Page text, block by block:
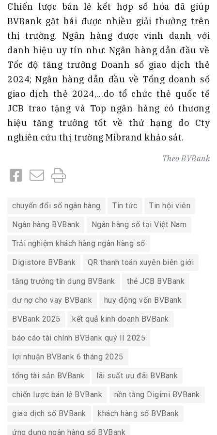
Chiến lược bán lẻ kết hợp số hóa đã giúp
BVBank gặt hái được nhiều giải thưởng trên
thị trường. Ngân hàng được vinh danh với
danh hiệu uy tín như: Ngân hàng dẫn đầu về
Tốc độ tăng trưởng Doanh số giao dịch thẻ
2024; Ngân hàng dẫn đầu về Tổng doanh số
giao dịch thẻ 2024,…do tổ chức thẻ quốc tế
JCB trao tặng và Top ngân hàng có thương
hiệu tăng trưởng tốt về thứ hạng do Cty
nghiên cứu thị trường Mibrand khảo sát.
Theo BVBank
chuyển đổi số ngân hàng Tin tức Tin hội viên
Ngân hàng BVBank Ngân hàng số tại Việt Nam
Trải nghiệm khách hàng ngân hàng số
Digistore BVBank QR thanh toán xuyên biên giới
tăng trưởng tín dụng BVBank thẻ JCB BVBank
dư nợ cho vay BVBank huy động vốn BVBank
BVBank 2025 kết quả kinh doanh BVBank
báo cáo tài chính BVBank quý II 2025
lợi nhuận BVBank 6 tháng 2025
tổng tài sản BVBank lãi suất ưu đãi BVBank
chiến lược bán lẻ BVBank nền tảng Digimi BVBank
giao dịch số BVBank khách hàng số BVBank
ứng dụng ngân hàng số BVBank